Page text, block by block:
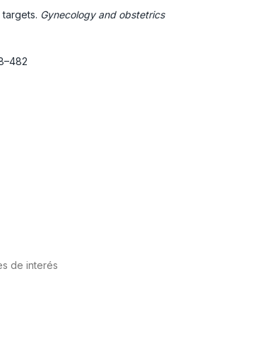
Gynecology and obstetrics
de interés